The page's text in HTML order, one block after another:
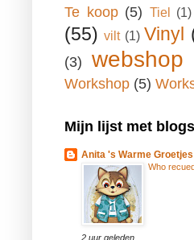
Te koop (5) Tiel (1)
(55) vilt (1) Vinyl
(3)
webshop
Workshop (5)
Mijn lijst met blogs
Anita 's Warme Groetjes
Who
2 uur geleden